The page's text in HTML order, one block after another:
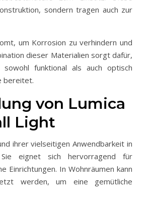
sondern tragen auch zur
um Korrosion zu verhindern und
dieser Materialien sorgt dafür,
funktional als auch optisch
bereitet.
von Lumica
Light
ihrer vielseitigen Anwendbarkeit in
eignet sich hervorragend für
Einrichtungen. In Wohnräumen kann
werden, um eine gemütliche